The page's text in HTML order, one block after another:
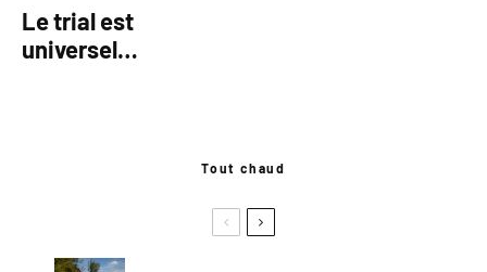
Le trial est
universel…
Tout chaud